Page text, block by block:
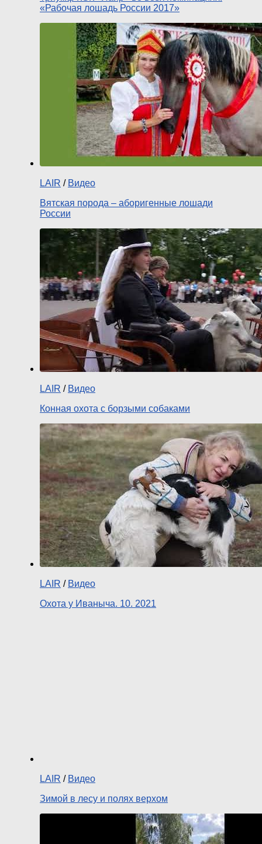
«Рабочая лошадь России 2017»
LAIR / Видео
Вятская порода – аборигенные лошади
России
LAIR / Видео
Конная охота с борзыми собаками
LAIR / Видео
Охота у Иваныча. 10. 2021
LAIR / Видео
Зимой в лесу и полях верхом